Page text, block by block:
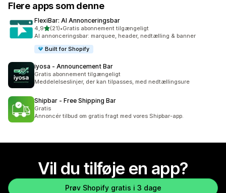
Flere apps som denne
FlexiBar: AI Annonceringsbar
4,9ud af 5 stjerner
(21)
21 anmeldelser i alt
•Gratis abonnement tilgængeligt
AI annonceringsbar: marquee, header, nedtælling & banner
Built for Shopify
iyosa ‑ Announcement Bar
Gratis abonnement tilgængeligt
Meddelelseslinjer, der kan tilpasses, med nedtællingsure
Shipbar ‑ Free Shipping Bar
Gratis
Annoncér tilbud om gratis fragt med vores Shipbar-app.
Vil du tilføje en app?
Prøv Shopify gratis i 3 dage